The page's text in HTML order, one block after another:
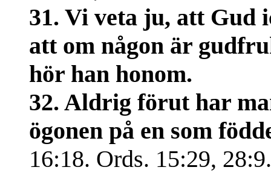
31. Vi veta ju, att Gud
att om någon är
hör han honom.
32. Aldrig förut har
ögonen på en som
16:18. Ords. 15:29,